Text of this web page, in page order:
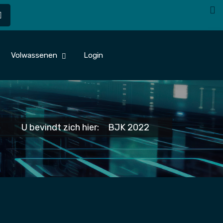
Volwassenen Login
U bevindt zich hier: BJK 2022